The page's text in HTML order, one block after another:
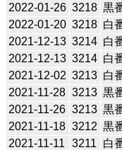
2022-01-26 3218 黒
2022-01-20 3218 白
2021-12-13 3214 白
2021-12-13 3214 白
2021-12-02 3213 白
2021-11-28 3213 黒
2021-11-26 3213 黒
2021-11-18 3212 黒
2021-11-11
3211 白